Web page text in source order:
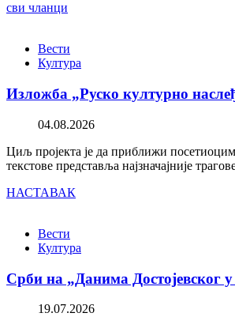
сви чланци
Вести
Култура
Изложба „Руско културно
04.08.2026
Циљ пројекта је да приближи
текстове представља најзначајније
НАСТАВАК
Вести
Култура
Срби на „Данима Достојевског
19.07.2026